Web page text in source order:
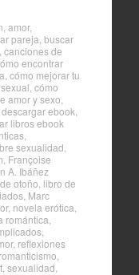
amor,
pareja buscar
canciones de
encontrar
cómo mejorar tu
cómo
amor y sexo
descargar ebook
libros ebook
,
sexualidad
Françoise
A. Ibáñez
otoño libro de
, Marc
, novela erótica
romántica
,
, reflexiones
romanticismo
, sexualidad